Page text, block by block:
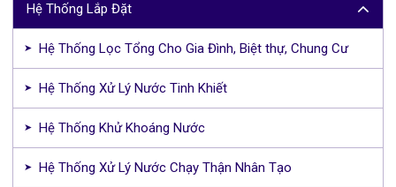
Hệ Thống Lắp Đặt
Hệ Thống Lọc Tổng Cho Gia Đình, Biệt thự, Chung Cư
Hệ Thống Xử Lý Nước Tinh Khiết
Hệ Thống Khử Khoáng Nước
Hệ Thống Xử Lý Nước Chạy Thận Nhân Tạo